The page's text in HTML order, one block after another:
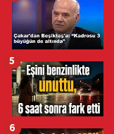
5
6